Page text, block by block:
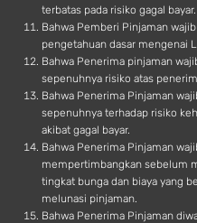
terbatas pada risiko gagal bayar.
Bahwa Pemberi Pinjaman
pengetahuan dasar mengenai
Bahwa Penerima pinjaman
sepenuhnya risiko atas
Bahwa Penerima Pinjaman
sepenuhnya terhadap risiko
akibat gagal bayar.
Bahwa Penerima Pinjaman
mempertimbangkan sebelum
tingkat bunga dan biaya yang
melunasi pinjaman.
Bahwa Penerima Pinjaman